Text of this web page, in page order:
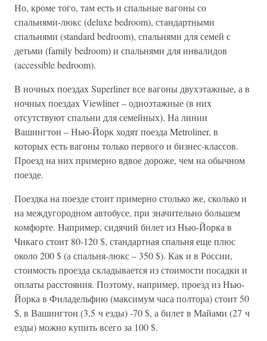
Но, кроме того, там есть и спальные вагоны со
спальнями-люкс (deluxe bedroom), стандартными
спальнями (standard bedroom), спальнями для семей с
детьми (family bedroom) и спальнями для инвалидов
(accessible bedroom).
В ночных поездах Superliner все вагоны двухэтажные, а в
ночных поездах Viewliner – одноэтажные (в них
отсутствуют спальни для семейных). На линии
Вашингтон – Нью-Йорк ходят поезда Metroliner, в
которых есть вагоны только первого и бизнес-классов.
Проезд на них примерно вдвое дороже, чем на обычном
поезде.
Поездка на поезде стоит примерно столько же, сколько и
на междугородном автобусе, при значительно большем
комфорте. Например, сидячий билет из Нью-Йорка в
Чикаго стоит 80-120 $, стандартная спальня еще плюс
около 200 $ (а спальня-люкс – 350 $). Как и в России,
стоимость проезда складывается из стоимости посадки и
оплаты расстояния. Поэтому, например, проезд из Нью-
Йорка в Филадельфию (максимум часа полтора) стоит 50
$, в Вашингтон (3,5 ч езды) -70 $, а билет в Майами (27 ч
езды) можно купить всего за 100 $.